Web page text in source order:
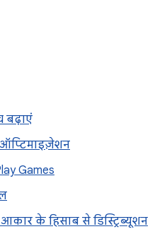
बढ़ाएं
ऑप्टिमाइज़ेशन
Games
के हिसाब से डिस्ट्रिब्यूशन